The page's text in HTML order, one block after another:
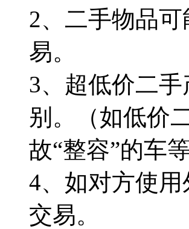
2、二手物品
易。
3、超低价二
别。（如低价
故“整容”的车等
4、如对方使
交易。